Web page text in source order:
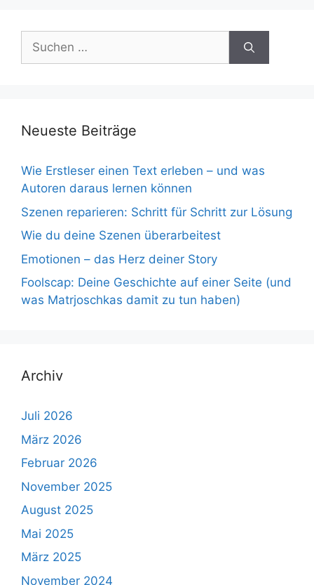
Suchen
nach:
Neueste Beiträge
Wie Erstleser einen Text erleben – und was
Autoren daraus lernen können
Szenen reparieren: Schritt für Schritt zur Lösung
Wie du deine Szenen überarbeitest
Emotionen – das Herz deiner Story
Foolscap: Deine Geschichte auf einer Seite (und
was Matrjoschkas damit zu tun haben)
Archiv
Juli 2026
März 2026
Februar 2026
November 2025
August 2025
Mai 2025
März 2025
November 2024